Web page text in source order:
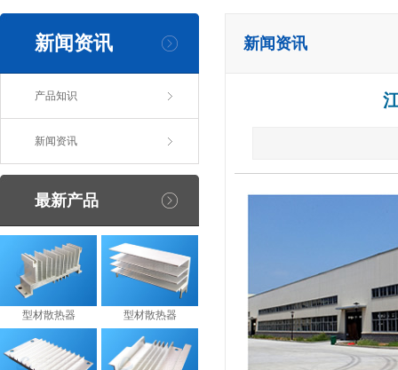
新闻资讯
产品知识
新闻资讯
最新产品
型材散热器 型材散热器
新闻资讯